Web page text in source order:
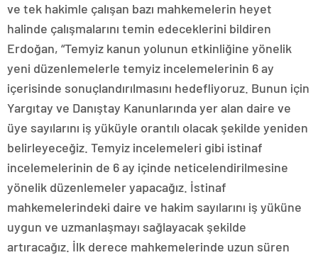
ve tek hakimle çalışan bazı mahkemelerin heyet
halinde çalışmalarını temin edeceklerini bildiren
Erdoğan, “Temyiz kanun yolunun etkinliğine yönelik
yeni düzenlemelerle temyiz incelemelerinin 6 ay
içerisinde sonuçlandırılmasını hedefliyoruz. Bunun için
Yargıtay ve Danıştay Kanunlarında yer alan daire ve
üye sayılarını iş yüküyle orantılı olacak şekilde yeniden
belirleyeceğiz. Temyiz incelemeleri gibi istinaf
incelemelerinin de 6 ay içinde neticelendirilmesine
yönelik düzenlemeler yapacağız. İstinaf
mahkemelerindeki daire ve hakim sayılarını iş yüküne
uygun ve uzmanlaşmayı sağlayacak şekilde
artıracağız. İlk derece mahkemelerinde uzun süren